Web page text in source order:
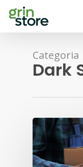
main
content
Categoria
Dark